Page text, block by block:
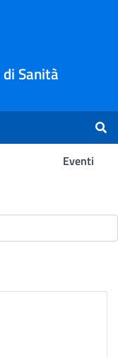
Sanità
Eventi
-